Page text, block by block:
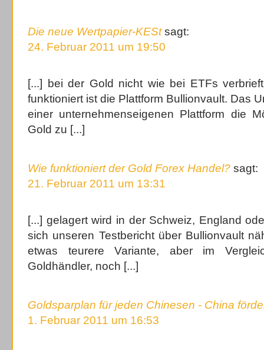
Die neue Wertpapier-KESt sagt:
24. Februar 2011 um 19:50
[...] bei der Gold nicht wie bei ETFs
funktioniert ist die Plattform Bullionvault. Das
einer unternehmenseigenen Plattform die
Gold zu [...]
Wie funktioniert der Gold Forex Handel? sagt:
21. Februar 2011 um 13:31
[...] gelagert wird in der Schweiz, England
sich unseren Testbericht über Bullionvault
etwas teurere Variante, aber im
Goldhändler, noch [...]
Goldsparplan für jeden Chinesen - China
1. Februar 2011 um 16:53